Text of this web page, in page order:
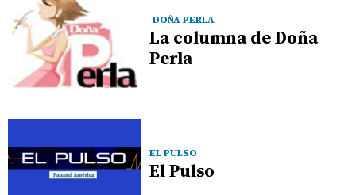
DOÑA PERLA
La columna de Doña
Perla
EL PULSO
El Pulso